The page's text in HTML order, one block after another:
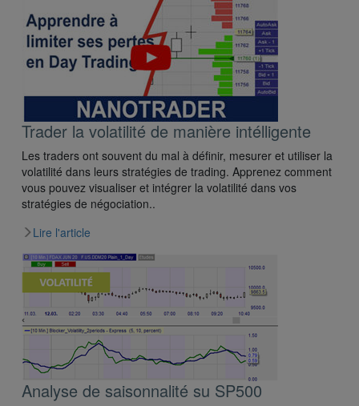
Trader la volatilité de manière intélligente
Les traders ont souvent du mal à définir, mesurer et utiliser la
volatilité dans leurs stratégies de trading. Apprenez comment
vous pouvez visualiser et intégrer la volatilité dans vos
stratégies de négociation..
Lire l'article
Analyse de saisonnalité su SP500